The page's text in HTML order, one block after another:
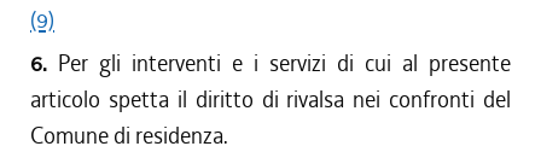
(9)
6. Per gli interventi e i servizi di cui al presente
articolo spetta il diritto di rivalsa nei confronti del
Comune di residenza.